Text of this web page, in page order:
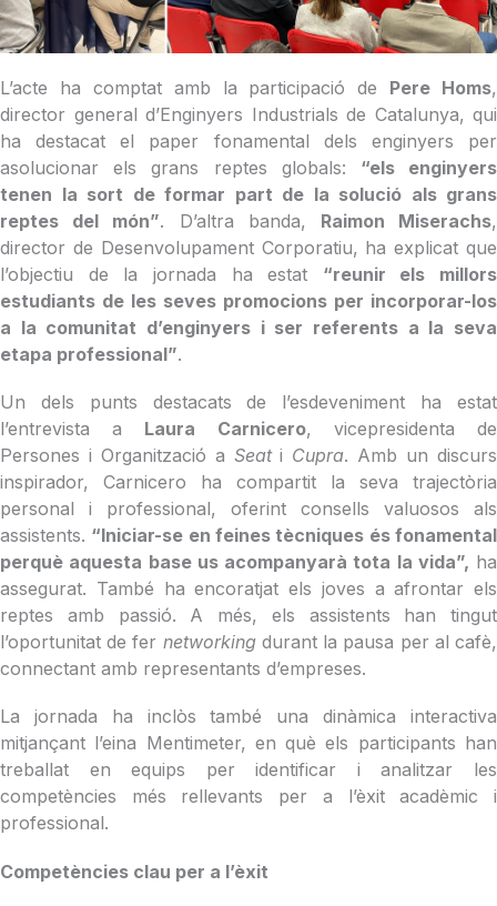
L’acte ha comptat amb la participació de Pere Homs,
director general d’Enginyers Industrials de Catalunya, qui
ha destacat el paper fonamental dels enginyers per
asolucionar els grans reptes globals: “els enginyers
tenen la sort de formar part de la solució als grans
reptes del món”. D’altra banda, Raimon Miserachs,
director de Desenvolupament Corporatiu, ha explicat que
l’objectiu de la jornada ha estat “reunir els millors
estudiants de les seves promocions per incorporar-los
a la comunitat d’enginyers i ser referents a la seva
etapa professional”.
Un dels punts destacats de l’esdeveniment ha estat
l’entrevista a Laura Carnicero, vicepresidenta de
Persones i Organització a Seati Cupra. Amb un discurs
inspirador, Carnicero ha compartit la seva trajectòria
personal i professional, oferint consells valuosos als
assistents. “Iniciar-se en feines tècniques és fonamental
perquè aquesta base us acompanyarà tota la vida”, ha
assegurat. També ha encoratjat els joves a afrontar els
reptes amb passió. A més, els assistents han tingut
l’oportunitat de fer networking durant la pausa per al cafè,
connectant amb representants d’empreses.
La jornada ha inclòs també una dinàmica interactiva
mitjançant l’eina Mentimeter, en què els participants han
treballat en equips per identificar i analitzar les
competències més rellevants per a l’èxit acadèmic i
professional.
Competències clau per a l’èxit